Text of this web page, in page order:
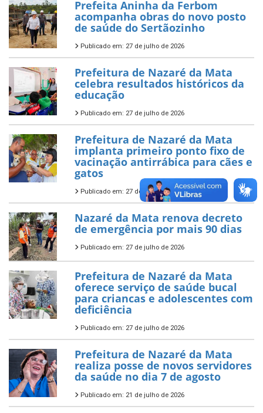
Prefeita Aninha da Ferbom
acompanha obras do novo posto
de saúde do Sertãozinho
Publicado em: 27 de julho de 2026
Prefeitura de Nazaré da Mata
celebra resultados históricos da
educação
Publicado em: 27 de julho de 2026
Prefeitura de Nazaré da Mata
implanta primeiro ponto fixo de
vacinação antirrábica para cães e
gatos
Publicado em: 27 de julho de 2026
Nazaré da Mata renova decreto
de emergência por mais 90 dias
Publicado em: 27 de julho de 2026
Prefeitura de Nazaré da Mata
oferece serviço de saúde bucal
para criancas e adolescentes com
deficiência
Publicado em: 27 de julho de 2026
Prefeitura de Nazaré da Mata
realiza posse de novos servidores
da saúde no dia 7 de agosto
Publicado em: 21 de julho de 2026